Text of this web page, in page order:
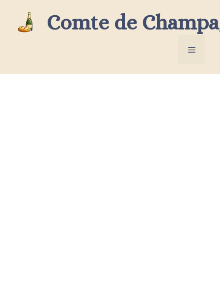
contenu
Comte de
Menu